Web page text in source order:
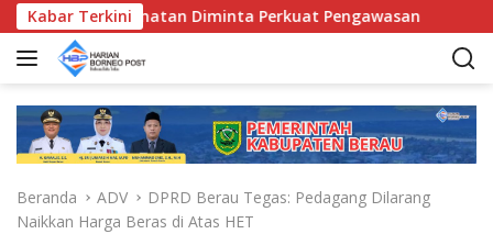
a
Kabar Terkini
Kecamatan Diminta Perkuat Pengawasan Pemkab
Beranda ADV
DPRD Berau Tegas: Pedagang Dilarang
Naikkan Harga Beras di Atas HET